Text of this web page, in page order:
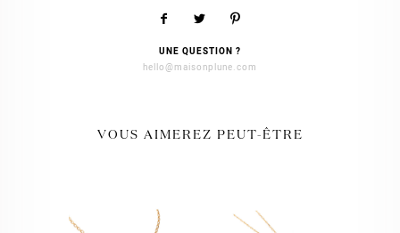
UNE QUESTION ?
hello@maisonplune.com
VOUS AIMEREZ PEUT-ÊTRE